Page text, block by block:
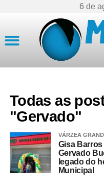
6 de
Todas as
"Gervado"
VÁRZEA
Gisa Barros
Gervado
legado do
Municipal